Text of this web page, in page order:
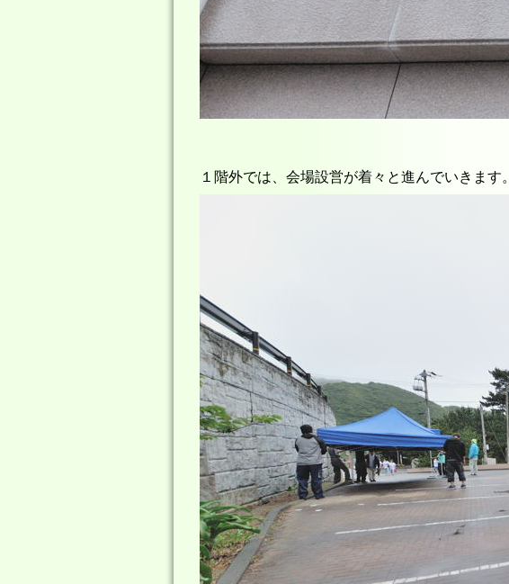
１階外では、会場設営が着々と進んでいきます。